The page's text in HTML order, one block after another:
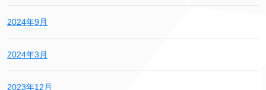
2024年9月
2024年3月
2023年12月